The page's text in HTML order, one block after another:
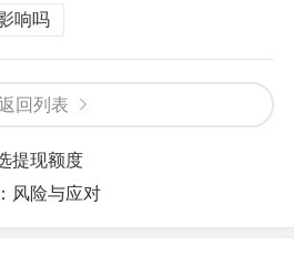
响吗
回列表
提现额度
风险与应对